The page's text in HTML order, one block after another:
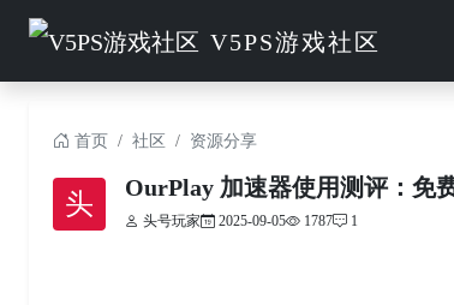
V5PS游戏社区
首页 社区 资源分享
头
OurPlay 加速器使用测评：免
头号玩家 2025-09-05 1787 1